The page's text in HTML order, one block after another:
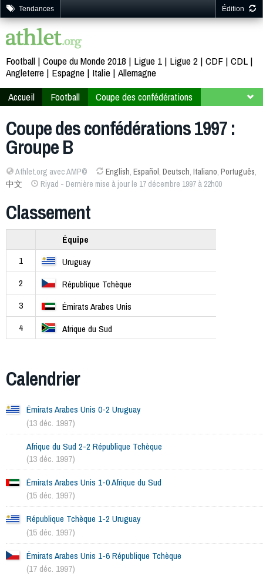
Tendances Édition
Football Coupe du Monde 2018 Ligue 1 Ligue 2 CDF CDL
Angleterre
Espagne Italie Allemagne
Accueil
Football
Coupe des confédérations
Coupe des confédérations 1997 :
Groupe B
Athlet.org avec AMP© English, Español, Deutsch, Italiano, Português,
中文
Riyad - Dernière mise à jour le 17 décembre 1997 à 22h00
Classement
Équipe
1
Uruguay
2
République Tchèque
3
Émirats Arabes Unis
4
Afrique du Sud
Calendrier
Émirats Arabes Unis 0-2 Uruguay
(13 déc. 1997)
Afrique du Sud 2-2 République Tchèque
(13 déc. 1997)
Émirats Arabes Unis 1-0 Afrique du Sud
(15 déc. 1997)
République Tchèque 1-2 Uruguay
(15 déc. 1997)
Émirats Arabes Unis 1-6 République Tchèque
(17 déc. 1997)